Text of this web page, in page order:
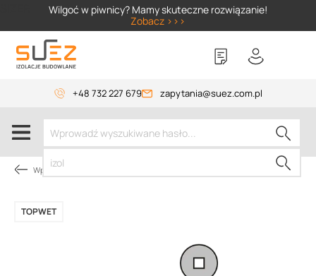
Wilgoć w piwnicy? Mamy skuteczne rozwiązanie!
Zobacz >>>
+48 732 227 679 zapytania@suez.com.pl
Wpusty i akcesoria
TOPWET